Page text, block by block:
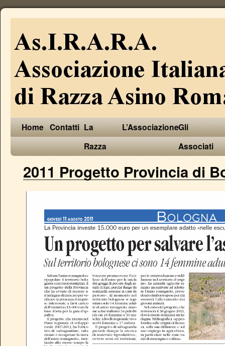
Home Contatti La
Razza
L’AssociazioneGli
Associati
2011 Progetto Provincia di